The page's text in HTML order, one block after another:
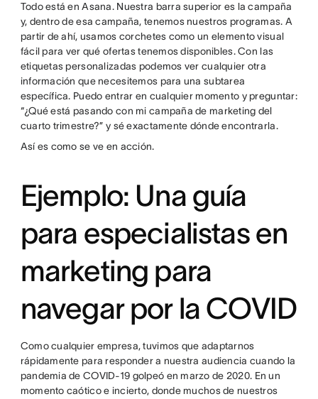
Todo está en Asana. Nuestra barra superior es la campaña
y, dentro de esa campaña, tenemos nuestros programas. A
partir de ahí, usamos corchetes como un elemento visual
fácil para ver qué ofertas tenemos disponibles. Con las
etiquetas personalizadas podemos ver cualquier otra
información que necesitemos para una subtarea
específica. Puedo entrar en cualquier momento y preguntar:
“¿Qué está pasando con mi campaña de marketing del
cuarto trimestre?” y sé exactamente dónde encontrarla.
Así es como se ve en acción.
Ejemplo: Una guía
para especialistas en
marketing para
navegar por la COVID
Como cualquier empresa, tuvimos que adaptarnos
rápidamente para responder a nuestra audiencia cuando la
pandemia de COVID-19 golpeó en marzo de 2020. En un
momento caótico e incierto, donde muchos de nuestros